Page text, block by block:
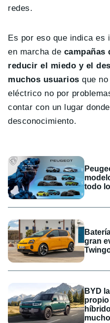
redes.
Es por eso que indica es
en marcha de campañas
reducir el miedo y el
muchos usuarios que
eléctrico no por
contar con un lugar
desconocimiento.
todo
gran
BYD